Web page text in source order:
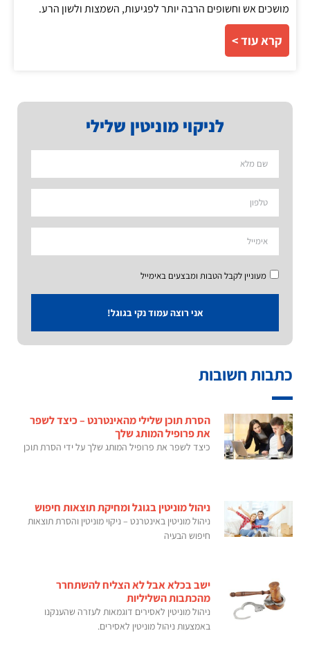
לניקוי מוניטין שלילי
מעוניין לקבל הטבות ומבצעים באימייל
אני רוצה עמוד נקי בגוגל!
כתבות חשובות
הסרת תוכן שלילי מהאינטרנט – כיצד לשפר
את פרופיל המותג שלך
כיצד לשפר את פרופיל המותג שלך על ידי הסרת תוכן
ניהול מוניטין בגוגל ומחיקת תוצאות חיפוש
ניהול מוניטין באינטרנט – ניקוי מוניטין והסרת תוצאות
חיפוש הבעיה
ישב בכלא אבל לא הצליח להשתחרר
מהכתבות השליליות
ניהול מוניטין לאסירים דוגמאות לעזרה שהענקנו
באמצעות ניהול מוניטין לאסירים.
מושכים אש וחשופים הרבה יותר לפגיעות, השמצות ולשון הרע.
קרא עוד >